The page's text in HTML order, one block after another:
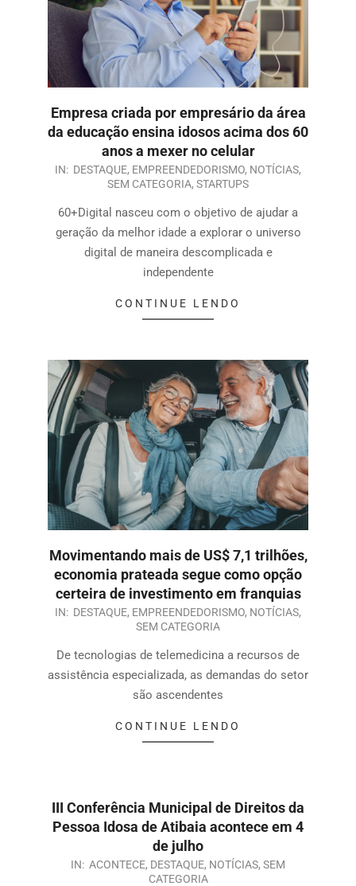
Empresa criada por empresário da área
da educação ensina idosos acima dos 60
anos a mexer no celular
IN: DESTAQUE, EMPREENDEDORISMO, NOTÍCIAS,
SEM CATEGORIA, STARTUPS
60+Digital nasceu com o objetivo de ajudar a
geração da melhor idade a explorar o universo
digital de maneira descomplicada e
independente
CONTINUE LENDO
Movimentando mais de US$ 7,1 trilhões,
economia prateada segue como opção
certeira de investimento em franquias
IN: DESTAQUE, EMPREENDEDORISMO, NOTÍCIAS,
SEM CATEGORIA
De tecnologias de telemedicina a recursos de
assistência especializada, as demandas do setor
são ascendentes
CONTINUE LENDO
III Conferência Municipal de Direitos da
Pessoa Idosa de Atibaia acontece em 4
de julho
IN: ACONTECE, DESTAQUE, NOTÍCIAS, SEM
CATEGORIA